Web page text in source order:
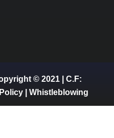
© 2021 | C.F:
| Whistleblowing